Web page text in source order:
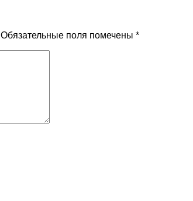
Обязательные поля помечены *